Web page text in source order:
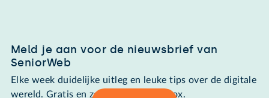
Meld je aan voor de nieuwsbrief van
SeniorWeb
Elke week duidelijke uitleg en leuke tips over de digitale
wereld. Gratis en zomaar in de mailbox.